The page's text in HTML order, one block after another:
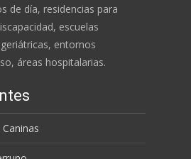
de día, residencias para
escuelas
entornos
áreas hospitalarias.